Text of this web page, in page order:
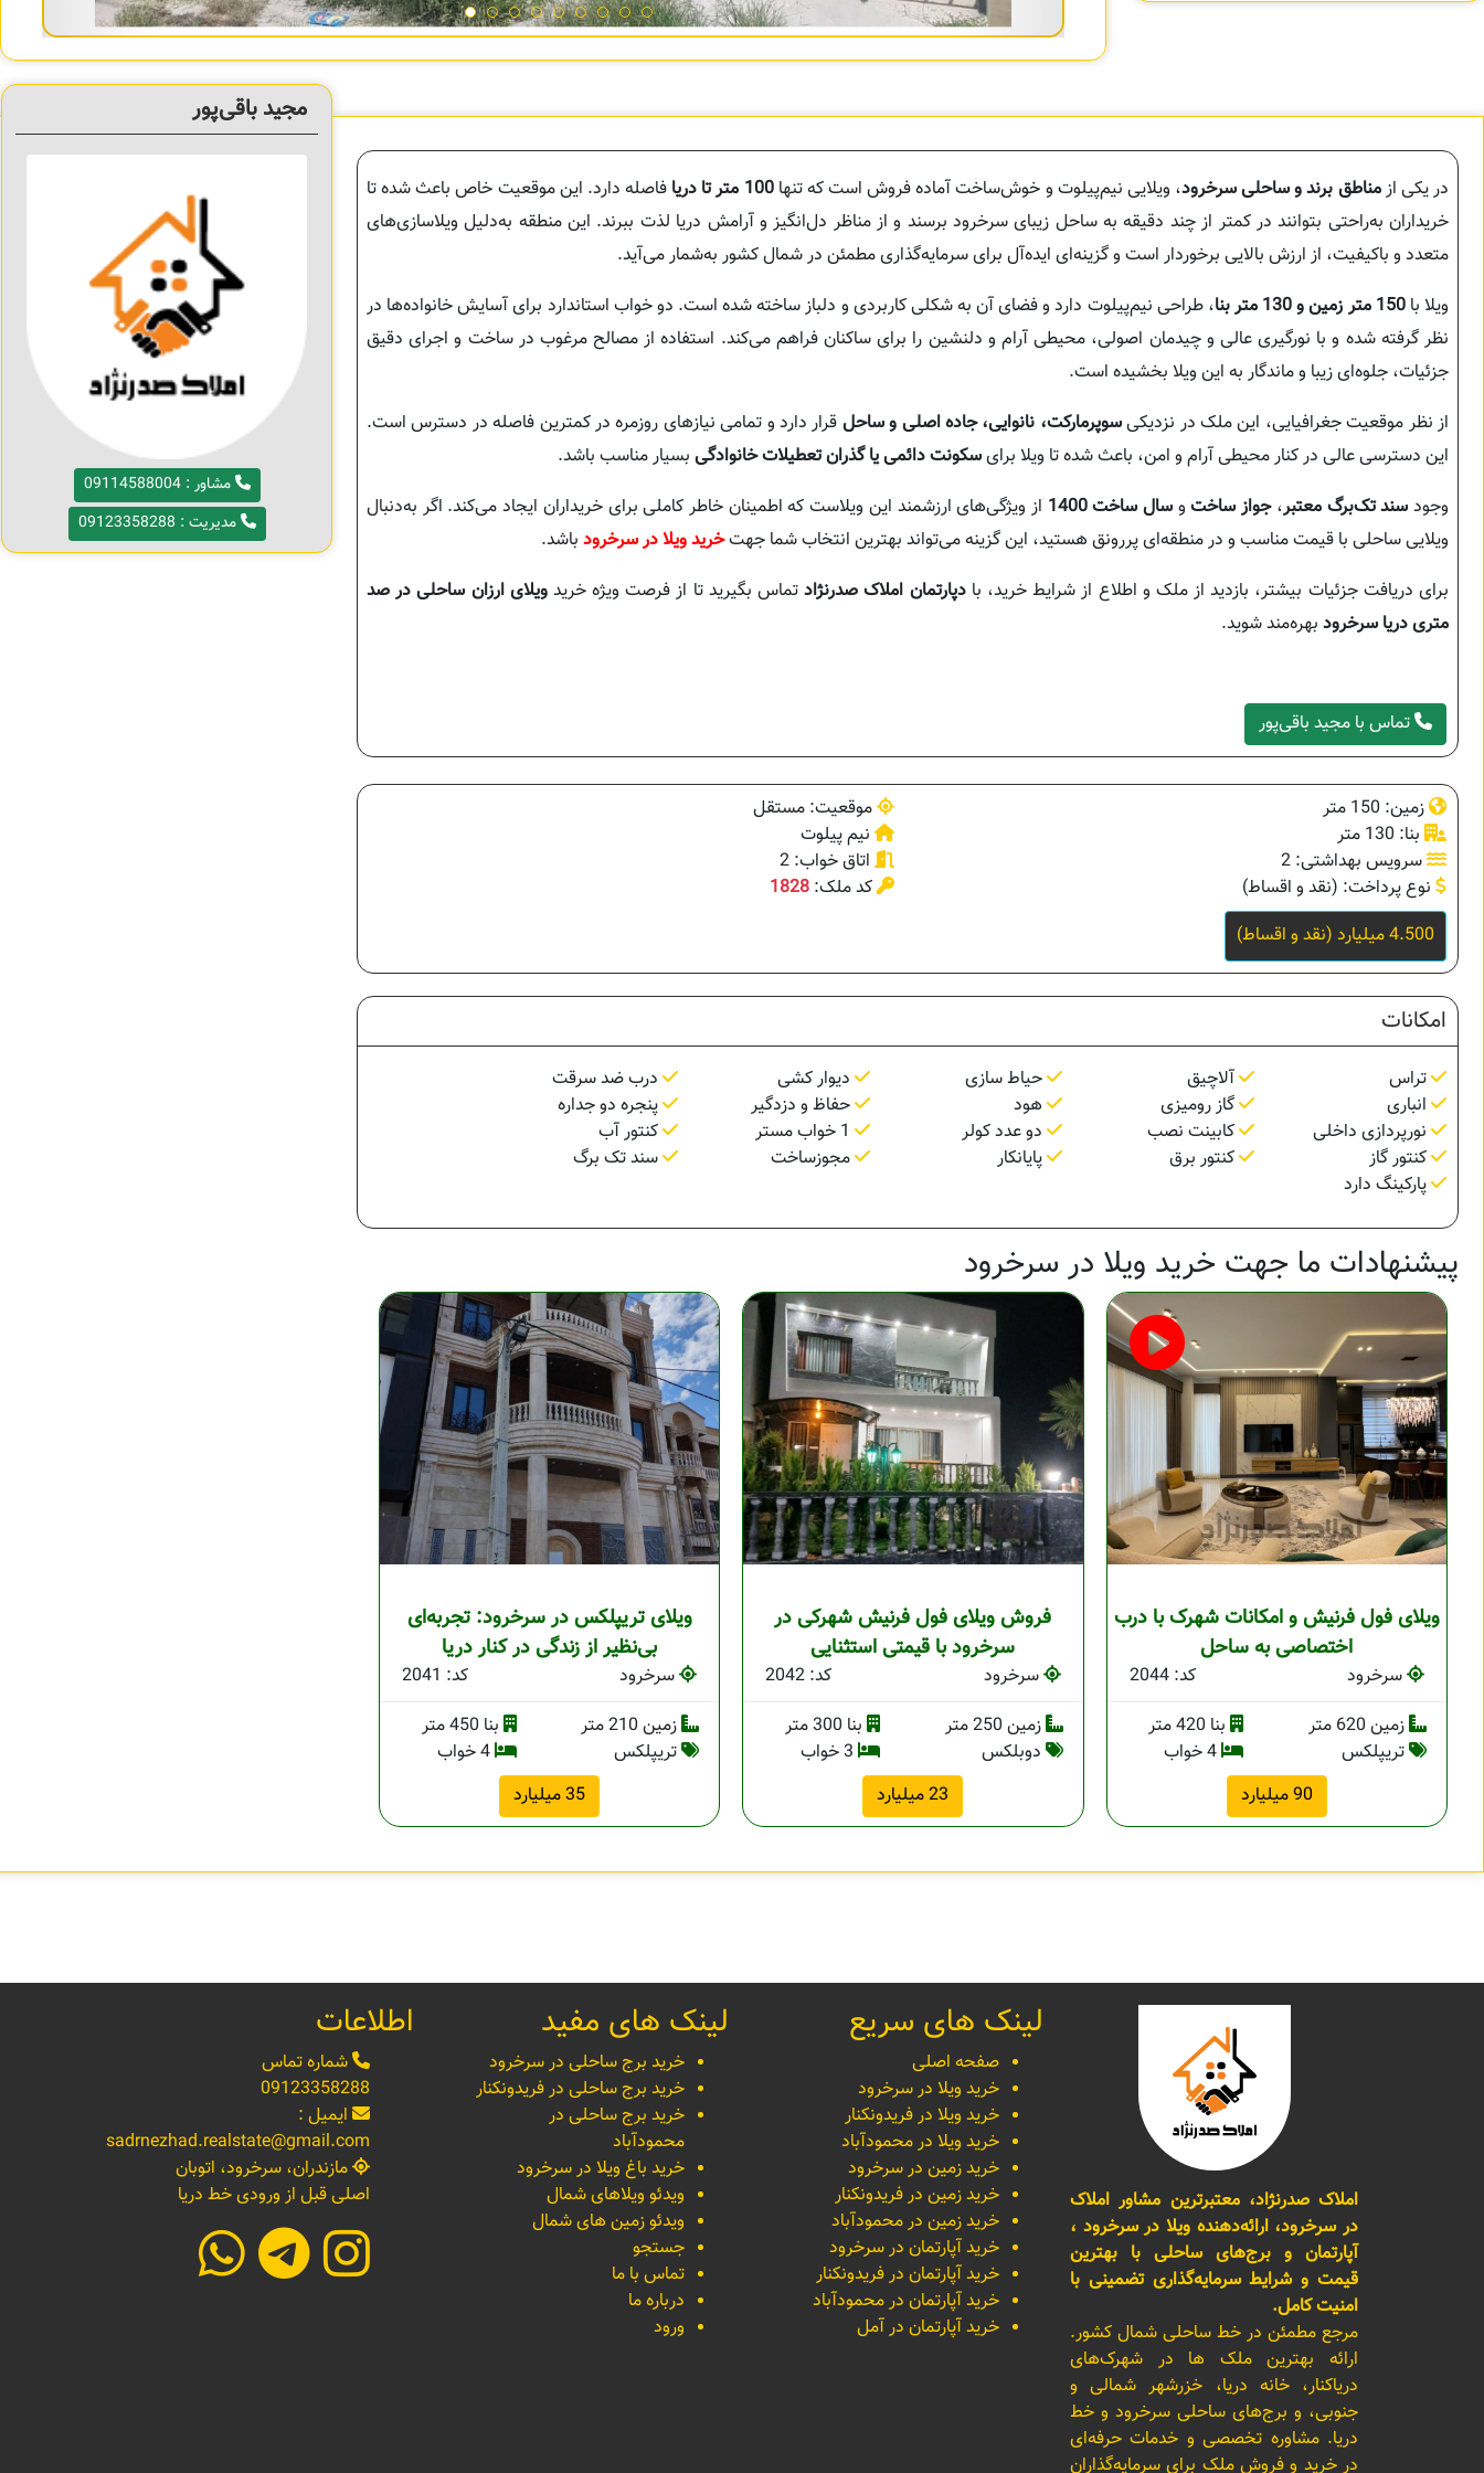
مجید باقی‌پور
مشاور : 09114588004
مدیریت : 09123358288
در یکی ازمناطق برند و ساحلی سرخرود، ویلایی نیم‌پیلوت و خوش‌ساخت آماده فروش است که تنها100 متر تا دریا
فاصله دارد. این موقعیت خاص باعث شده تا
خریداران به‌راحتی بتوانند در کمتر از چند دقیقه به ساحل زیبای سرخرود برسند و از مناظر دل‌انگیز و آرامش دریا لذت ببرند. این منطقه به‌دلیل ویلاسازی‌های
متعدد و باکیفیت، از ارزش بالایی برخوردار است و گزینه‌ای ایده‌آل برای سرمایه‌گذاری مطمئن در شمال کشور به‌شمار می‌آید.
ویلا با150 متر زمین و 130 متر بنا
، طراحی نیم‌پیلوت دارد و فضای آن به شکلی کاربردی و دلباز ساخته شده است. دو خواب استاندارد برای آسایش خانواده‌ها در
نظر گرفته شده و با نورگیری عالی و چیدمان اصولی، محیطی آرام و دلنشین را برای ساکنان فراهم می‌کند. استفاده از مصالح مرغوب در ساخت و اجرای دقیق
جزئیات، جلوه‌ای زیبا و ماندگار به این ویلا بخشیده است.
از نظر موقعیت جغرافیایی، این ملک در نزدیکیسوپرمارکت، نانوایی، جاده اصلی و ساحل قرار دارد و تمامی نیازهای روزمره در کمترین فاصله در دسترس است.
این دسترسی عالی در کنار محیطی آرام و امن، باعث شده تا ویلا برایسکونت دائمی یا گذران تعطیلات خانوادگی بسیار مناسب باشد.
وجود سند تک‌برگ معتبر،جواز ساختو سال ساخت 1400
از ویژگی‌های ارزشمند این ویلاست که اطمینان خاطر کاملی برای خریداران ایجاد می‌کند. اگر به‌دنبال
ویلایی ساحلی با قیمت مناسب و در منطقه‌ای پررونق هستید، این گزینه می‌تواند بهترین انتخاب شما جهتخرید ویلا در سرخرود باشد.
برای دریافت جزئیات بیشتر، بازدید از ملک و اطلاع از شرایط خرید، بادپارتمان املاک صدرنژادتماس بگیرید تا از فرصت ویژه خریدویلای ارزان ساحلی در صد
متری دریا سرخرود بهره‌مند شوید.
تماس با مجید باقی‌پور
زمین: 150 متر
موقعیت: مستقل
بنا: 130 متر
نیم پیلوت
سرویس بهداشتی: 2
اتاق خواب: 2
نوع پرداخت: (نقد و اقساط)
کد ملک: 1828
4.500 میلیارد (نقد و اقساط)
امکانات
تراس آلاچیق حیاط سازی دیوار کشی
درب ضد سرقت
انباری
گاز رومیزی هود حفاظ و دزدگیر
پنجره دو جداره
نورپردازی داخلی
کابینت نصب دو عدد کولر
کنتور آب
کنتور گاز
کنتور برق پایانکار مجوزساخت
سند تک برگ
پارکینگ دارد
پیشنهادات ما جهت خرید ویلا در سرخرود
ویلای فول فرنیش و امکانات شهرک با درب
اختصاصی به ساحل
سرخرود
کد: 2044
زمین 620 متر
بنا 420 متر
تریپلکس
4 خواب
90 میلیارد
فروش ویلای فول فرنیش شهرکی در
سرخرود با قیمتی استثنایی
سرخرود
کد: 2042
زمین 250 متر
بنا 300 متر
دوبلکس
23 میلیارد
ویلای تریپلکس در سرخرود: تجربه‌ای
بی‌نظیر از زندگی در کنار دریا
سرخرود
کد: 2041
زمین 210 متر
بنا 450 متر
تریپلکس
4 خواب
35 میلیارد
املاک صدرنژاد، معتبرترین مشاور املاک
در سرخرود، ارائه‌دهنده ویلا در سرخرود ،
آپارتمان و برج‌های ساحلی با بهترین
قیمت و شرایط سرمایه‌گذاری تضمینی با
امنیت کامل.
مرجع مطمئن در خط ساحلی شمال کشور.
ارائه بهترین ملک ها در شهرک‌های
دریاکنار، خانه دریا، خزرشهر شمالی و
جنوبی، و برج‌های ساحلی سرخرود و خط
دریا. مشاوره تخصصی و خدمات حرفه‌ای
در خرید و فروش ملک برای سرمایه‌گذاران
لینک های سریع
صفحه اصلی
خرید ویلا در سرخرود
خرید ویلا در فریدونکنار
خرید ویلا در محمودآباد
خرید زمین در سرخرود
خرید زمین در فریدونکنار
خرید زمین در محمودآباد
خرید آپارتمان در سرخرود
خرید آپارتمان در فریدونکنار
خرید آپارتمان در محمودآباد
خرید آپارتمان در آمل
لینک های مفید
خرید برج ساحلی در سرخرود
خرید برج ساحلی در فریدونکنار
خرید برج ساحلی در
محمودآباد
خرید باغ ویلا در سرخرود
ویدئو ویلاهای شمال
ویدئو زمین های شمال
جستجو
تماس با ما
درباره ما
ورود
اطلاعات
شماره تماس
09123358288
ایمیل :
sadrnezhad.realstate@gmail.com
مازندران، سرخرود، اتوبان
اصلی قبل از ورودی خط دریا